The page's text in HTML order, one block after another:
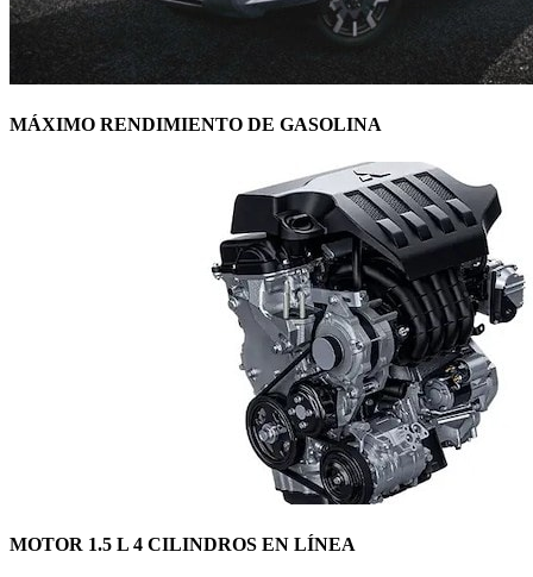
MÁXIMO RENDIMIENTO DE GASOLINA
MOTOR 1.5 L 4 CILINDROS EN LÍNEA